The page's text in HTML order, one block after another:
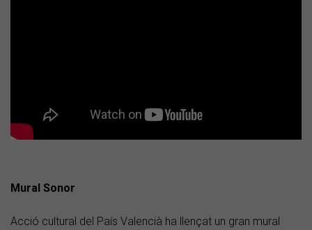
Mural Sonor
Acció cultural del País Valencià ha llençat un gran mural